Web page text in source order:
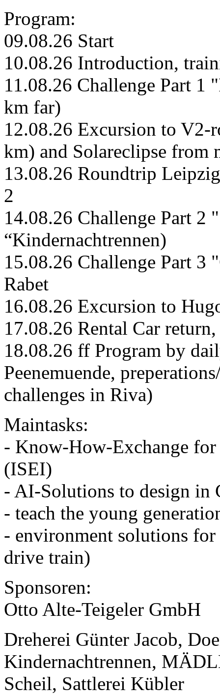
Program:
09.08.26 Start
10.08.26 Introduction,
11.08.26 Challenge Part 1
km far)
12.08.26 Excursion to V2-
km) and Solareclipse from
13.08.26 Roundtrip
2
14.08.26 Challenge Part 2
“Kindernachtrennen)
15.08.26 Challenge Part 3
Rabet
16.08.26 Excursion to
17.08.26 Rental Car
18.08.26 ff Program by
Peenemuende,
challenges in Riva)
Maintasks:
- Know-How-Exchange
(ISEI)
- AI-Solutions to design in
- teach the young
- environment solutions
drive train)
Sponsoren:
Otto Alte-Teigeler GmbH
Dreherei Günter Jacob,
Kindernachtrennen,
Scheil, Sattlerei Kübler